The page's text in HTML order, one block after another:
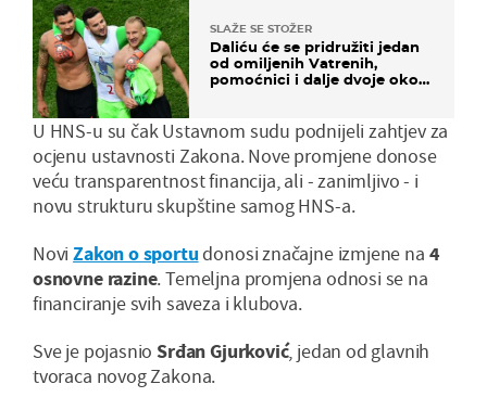
SLAŽE SE STOŽER
Daliću će se pridružiti jedan
od omiljenih Vatrenih,
pomoćnici i dalje dvoje oko
U HNS-u su čak Ustavnom sudu podnijeli zahtjev za
ocjenu ustavnosti Zakona. Nove promjene donose
veću transparentnost financija, ali - zanimljivo - i
novu strukturu skupštine samog HNS-a.
NoviZakon o sportudonosi značajne izmjene na 4
osnovne razine. Temeljna promjena odnosi se na
financiranje svih saveza i klubova.
Sve je pojasnio Srđan Gjurković, jedan od glavnih
tvoraca novog Zakona.